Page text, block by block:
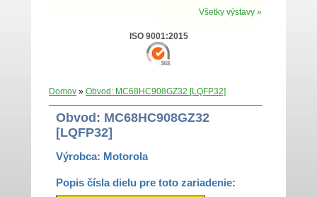
Všetky výstavy »
ISO 9001:2015
Domov » Obvod: MC68HC908GZ32 [LQFP32]
Obvod: MC68HC908GZ32
[LQFP32]
Výrobca: Motorola
Popis čísla dielu pre toto zariadenie: